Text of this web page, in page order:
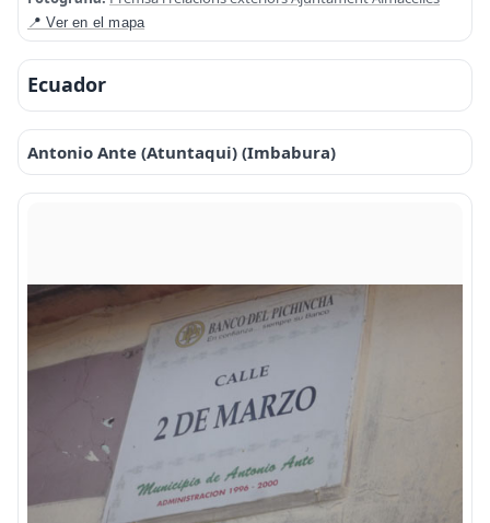
📍 Ver en el mapa
Ecuador
Antonio Ante (Atuntaqui) (Imbabura)